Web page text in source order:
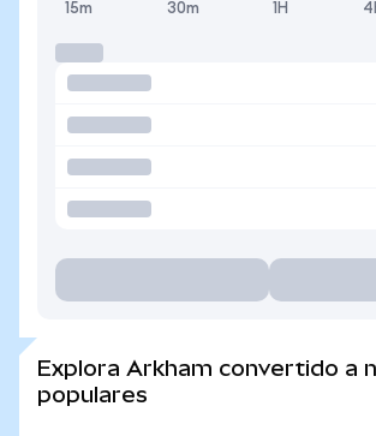
15m 30m 1H
Explora Arkham convertido a
populares